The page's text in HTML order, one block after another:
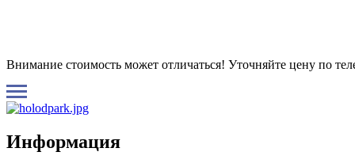
Внимание стоимость может отличаться! Уточняйте цену по
Информация